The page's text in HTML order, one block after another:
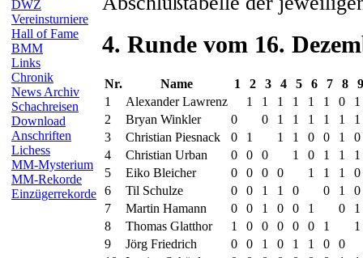
DWZ
Vereinsturniere
Hall of Fame
BMM
Links
Chronik
News Archiv
Schachreisen
Download
Anschriften
Lichess
MM-Mysterium
MM-Rekorde
Einzügerrekorde
4. Runde vom 16.
Nr. Name 1 2 3 4 5 6 7 8
9
1
Alexander Lawrenz 1 1 1 1 1 1 0
1
2
Bryan Winkler 0 0 1 1 1 1 1
1
3
Christian Piesnack 0 1 1 1 0 0 1
0
4
Christian Urban 0 0 0 1 0 1 1
1
5
Eiko Bleicher 0 0 0 0 1 1 1
0
6
Til Schulze 0 0 1 1 0 0 1
0
7
Martin Hamann 0 0 1 0 0 1 0
1
8
Thomas Glatthor 1 0 0 0 0 0 1
1
9
Jörg Friedrich 0 0 1 0 1 1 0
0